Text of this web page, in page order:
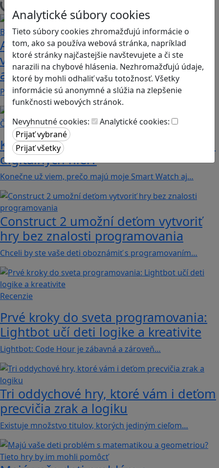
Analytické súbory cookies
Tieto súbory cookies zhromažďujú informácie o
tom, ako sa používa webová stránka, napríklad
ktoré stránky najčastejšie navštevujete a či ste
narazili na chybové hlásenia. Nezhromažďujú údaje,
ktoré by mohli odhaliť vašu totožnosť. Všetky
informácie sú anonymné a slúžia na zlepšenie
funkčnosti webových stránok.
Nevyhnutné cookies:
Analytické cookies:
Načítam blogy
Ako biele krvinky bojujú proti
vírusom a baktériám? Hra Bunky v
akcii je zábavnou lekciou o imunite
Pod názvom Bunky v akcii sa skrýva mobilná akčná…
Články
Koľko kalórií dokážeme spáliť hraním
digitálnych hier?
Konečne už viem, prečo majú moje Smart Watch aj…
Construct 2 umožní deťom vytvoriť
hry bez znalosti programovania
Chceli by ste vaše deti oboznámiť s programovaním…
Recenzie
Prvé kroky do sveta programovania:
Lightbot učí deti logike a kreativite
Lightbot: Code Hour je zábavná a zároveň…
Tri oddychové hry, ktoré vám i deťom
precvičia zrak a logiku
Existuje množstvo titulov, ktorých jediným cieľom…